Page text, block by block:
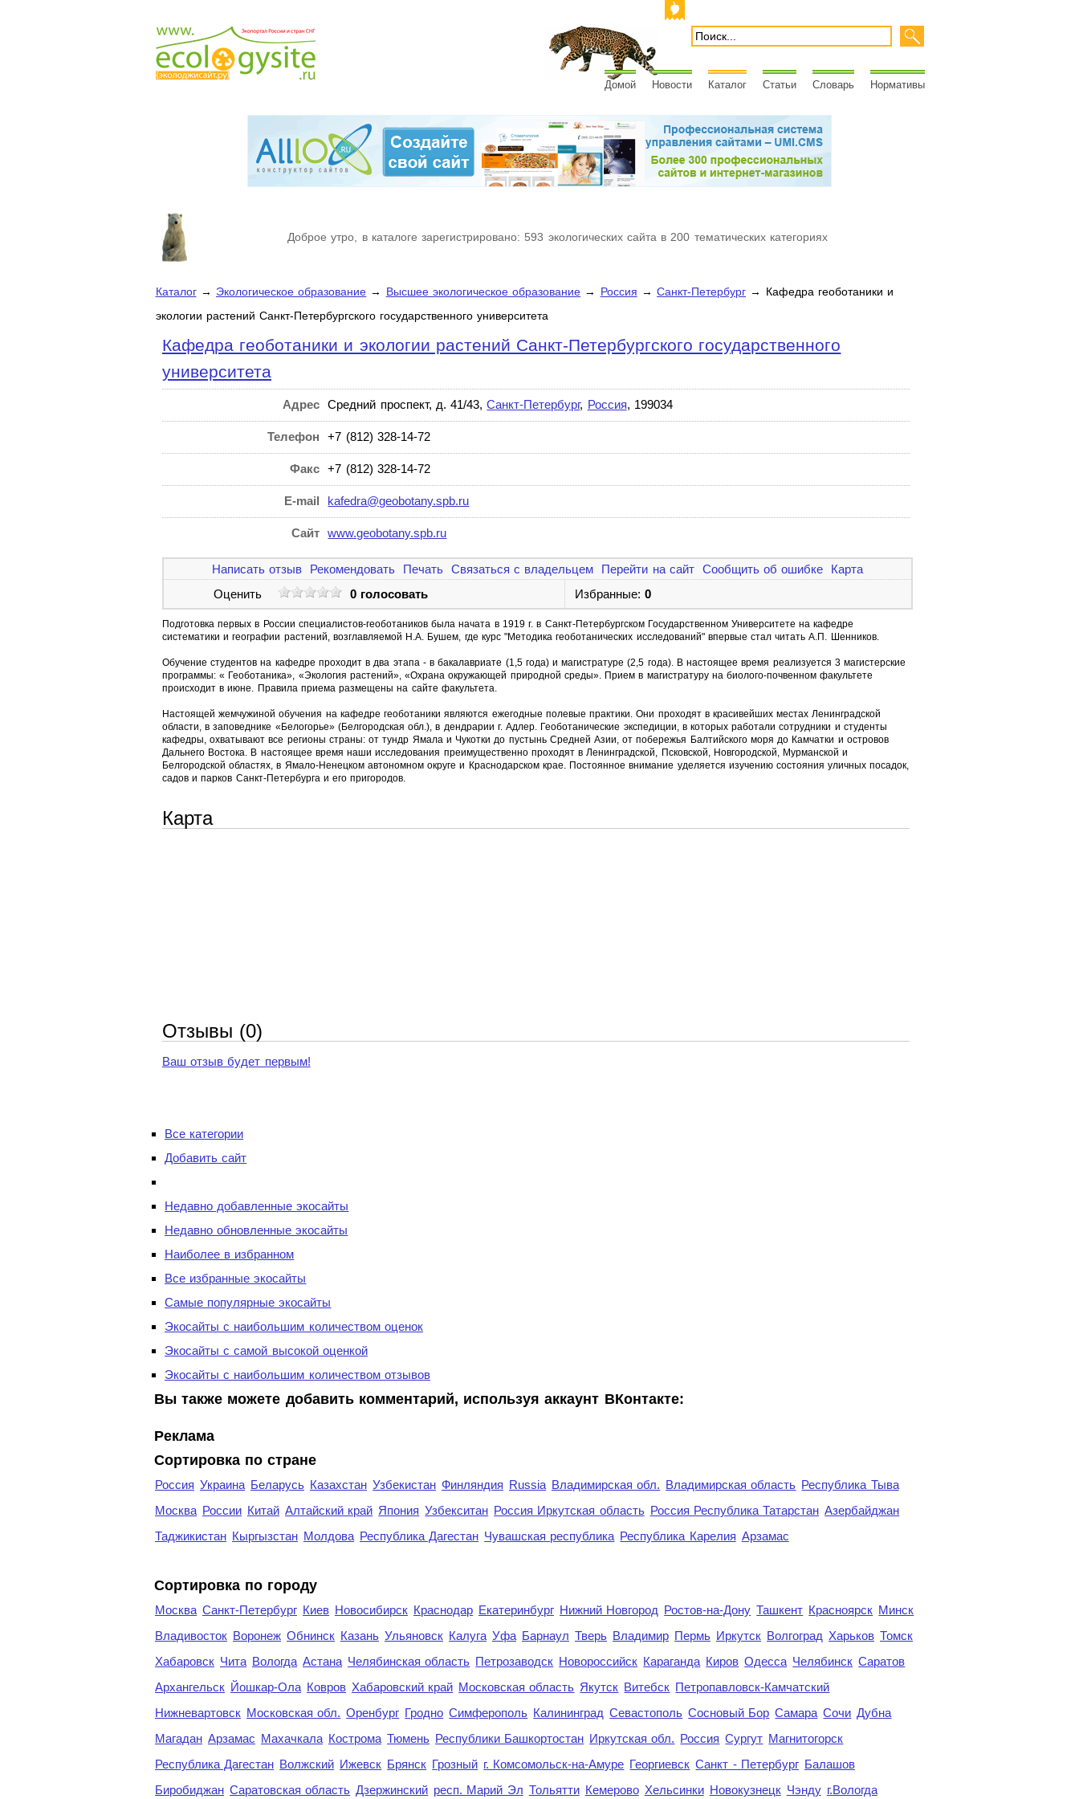
Домой Новости Каталог Статьи Словарь Нормативы
Доброе утро, в каталоге зарегистрировано: 593 экологических сайта в 200 тематических категориях
Каталог→ Экологическое образование → Высшее экологическое образование → Россия →Санкт-Петербург → Кафедра геоботаники и
экологии растений Санкт-Петербургского государственного университета
Кафедра геоботаники и экологии растений Санкт-Петербургского государственного
университета
Адрес Средний проспект, д. 41/43,Санкт-Петербург, Россия, 199034
Телефон +7 (812) 328-14-72
Факс +7 (812) 328-14-72
E-mail kafedra@geobotany.spb.ru
Сайт www.geobotany.spb.ru
Написать отзыв Рекомендовать Печать Связаться с владельцем Перейти на сайт Сообщить об ошибке
Карта
Оценить
0 голосовать Избранные: 0
Подготовка первых в России специалистов-геоботаников была начата в 1919 г. в Санкт-Петербургском Государственном Университете на кафедре
систематики и географии растений, возглавляемой Н.А. Бушем, где курс "Методика геоботанических исследований" впервые стал читать А.П. Шенников.
Обучение студентов на кафедре проходит в два этапа - в бакалавриате (1,5 года) и магистратуре (2,5 года). В настоящее время реализуется 3 магистерские
программы: « Геоботаника», «Экология растений», «Охрана окружающей природной среды». Прием в магистратуру на биолого-почвенном факультете
происходит в июне. Правила приема размещены на сайте факультета.
Настоящей жемчужиной обучения на кафедре геоботаники являются ежегодные полевые практики. Они проходят в красивейших местах Ленинградской
области, в заповеднике «Белогорье» (Белгородская обл.), в дендрарии г. Адлер. Геоботанические экспедиции, в которых работали сотрудники и студенты
кафедры, охватывают все регионы страны: от тундр Ямала и Чукотки до пустынь Средней Азии, от побережья Балтийского моря до Камчатки и островов
Дальнего Востока. В настоящее время наши исследования преимущественно проходят в Ленинградской, Псковской, Новгородской, Мурманской и
Белгородской областях, в Ямало-Ненецком автономном округе и Краснодарском крае. Постоянное внимание уделяется изучению состояния уличных посадок,
садов и парков Санкт-Петербурга и его пригородов.
Карта
Отзывы (0)
Ваш отзыв будет первым!
Все категории
Добавить сайт
Недавно добавленные экосайты
Недавно обновленные экосайты
Наиболее в избранном
Все избранные экосайты
Самые популярные экосайты
Экосайты с наибольшим количеством оценок
Экосайты с самой высокой оценкой
Экосайты с наибольшим количеством отзывов
Вы также можете добавить комментарий, используя аккаунт ВКонтакте:
Реклама
Сортировка по стране
Россия Украина Беларусь Казахстан Узбекистан Финляндия Russia Владимирская обл. Владимирская область Республика Тыва
Москва России Китай Алтайский край Япония Узбекситан Россия Иркутская область Россия Республика Татарстан Азербайджан
Таджикистан Кыргызстан Молдова Республика Дагестан Чувашская республика Республика Карелия Арзамас
Cортировка по городу
Москва Санкт-Петербург Киев Новосибирск Краснодар Екатеринбург Нижний Новгород Ростов-на-Дону Ташкент Красноярск Минск
Владивосток Воронеж Обнинск Казань Ульяновск Калуга Уфа Барнаул Тверь Владимир Пермь Иркутск Волгоград Харьков Томск
Хабаровск Чита Вологда Астана Челябинская область Петрозаводск Новороссийск Караганда Киров Одесса Челябинск Саратов
Архангельск Йошкар-Ола Ковров Хабаровский край Московская область Якутск Витебск Петропавловск-Камчатский
Нижневартовск Московская обл. Оренбург Гродно Симферополь Калининград Севастополь Сосновый Бор Самара Сочи Дубна
Магадан Арзамас Махачкала Кострома Тюмень Республики Башкортостан Иркутская обл. Россия Сургут Магнитогорск
Республика Дагестан Волжский Ижевск Брянск Грозный г. Комсомольск-на-Амуре Георгиевск Санкт - Петербург Балашов
Биробиджан Саратовская область Дзержинский респ. Марий Эл Тольятти Кемерово Хельсинки Новокузнецк Чэнду г.Вологда